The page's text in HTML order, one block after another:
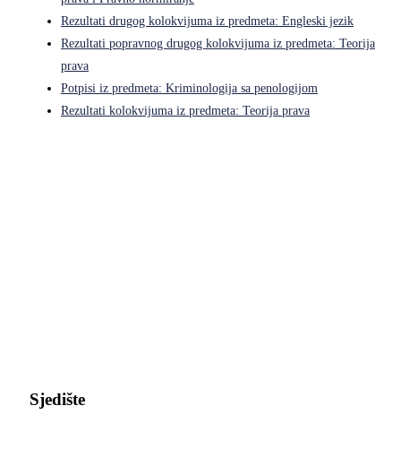
Rezultati drugog kolokvijuma iz predmeta: Engleski jezik
Rezultati popravnog drugog kolokvijuma iz predmeta: Teorija
prava
Potpisi iz predmeta: Kriminologija sa penologijom
Rezultati kolokvijuma iz predmeta: Teorija prava
Sjedište